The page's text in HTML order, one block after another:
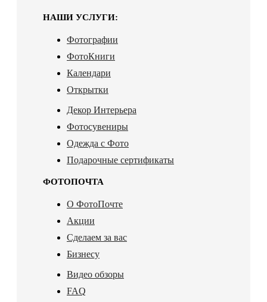
НАШИ УСЛУГИ:
Фотографии
ФотоКниги
Календари
Открытки
Декор Интерьера
Фотосувениры
Одежда с Фото
Подарочные сертификаты
ФОТОПОЧТА
О ФотоПочте
Акции
Сделаем за вас
Бизнесу
Видео обзоры
FAQ